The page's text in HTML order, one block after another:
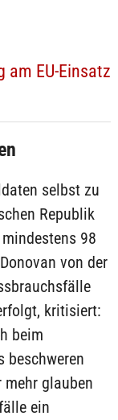
EU-Einsatz
selbst zu
Republik
98
von der
kritisiert:
beim
beschweren
glauben
ein